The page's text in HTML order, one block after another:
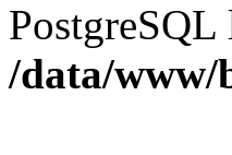
/data/www/